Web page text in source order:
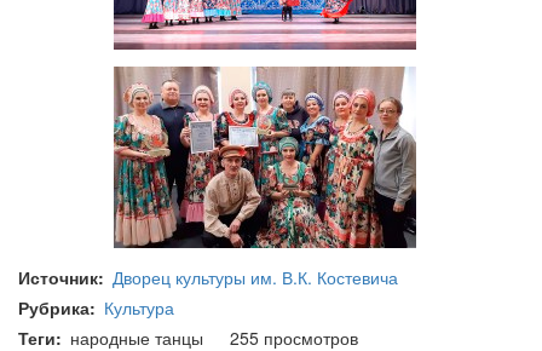
Источник Дворец культуры им. В.К. Костевича
Рубрика
Культура
Теги
народные танцы 255 просмотров